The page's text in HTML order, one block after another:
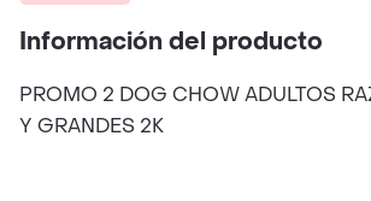
Información del producto
PROMO 2 DOG CHOW ADULTOS
Y GRANDES 2K